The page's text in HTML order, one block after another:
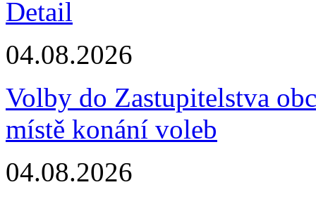
Detail
04.08.2026
Volby do Zastupitelstva
místě konání voleb
04.08.2026